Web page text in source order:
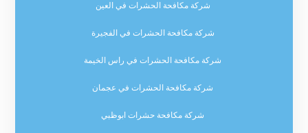
شركة مكافحة الحشرات في العين
شركة مكافحة الحشرات في الفجيرة
شركة مكافحة الحشرات في راس الخيمة
شركة مكافحة الحشرات في عجمان
شركة مكافحة حشرات ابوظبي